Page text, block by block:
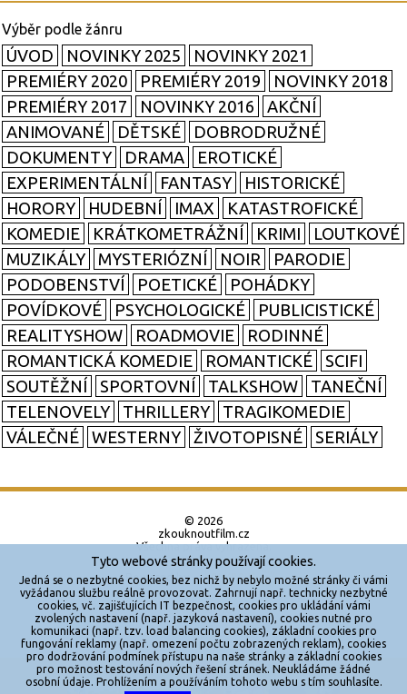
X
ÚVOD NOVINKY 2025
NOVINKY 2021
PREMIÉRY 2020
PREMIÉRY 2019
NOVINKY 2018
PREMIÉRY 2017
NOVINKY 2016
AKČNÍ
ANIMOVANÉ
DĚTSKÉ
DOBRODRUŽNÉ
DOKUMENTY
DRAMA
EROTICKÉ
EXPERIMENTÁLNÍ
FANTASY
HISTORICKÉ
HORORY
HUDEBNÍ IMAX
KATASTROFICKÉ
KOMEDIE
KRÁTKOMETRÁŽNÍ KRIMI
LOUTKOVÉ
MUZIKÁLY
MYSTERIÓZNÍ NOIR
PARODIE
PODOBENSTVÍ
POETICKÉ
POHÁDKY
POVÍDKOVÉ
PSYCHOLOGICKÉ
PUBLICISTICKÉ
REALITYSHOW
ROADMOVIE
RODINNÉ
ROMANTICKÁ KOMEDIE
ROMANTICKÉ
SCIFI
SOUTĚŽNÍ
SPORTOVNÍ TALKSHOW
TANEČNÍ
TELENOVELY
THRILLERY
TRAGIKOMEDIE
VÁLEČNÉ
WESTERNY ŽIVOTOPISNÉ SERIÁLY
© 2026
zkouknoutfilm.cz
Všechna práva vyhrazena.
Powered by
Reklama
Sítě
Redakce
Tyto webové stránky používají cookies.
Jedná se o nezbytné cookies, bez nichž by nebylo možné stránky či vámi
vyžádanou službu reálně provozovat. Zahrnují např. technicky nezbytné
cookies, vč. zajišťujících IT bezpečnost, cookies pro ukládání vámi
zvolených nastavení (např. jazyková nastavení), cookies nutné pro
komunikaci (např. tzv. load balancing cookies), základní cookies pro
fungování reklamy (např. omezení počtu zobrazených reklam), cookies
pro dodržování podmínek přístupu na naše stránky a základní cookies
pro možnost testování nových řešení stránek. Neukládáme žádné
osobní údaje. Prohlížením a používáním tohoto webu s tím souhlasíte.